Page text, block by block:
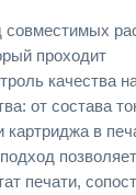
проходит
качества
от состава
картриджа в
позволяет
печати,